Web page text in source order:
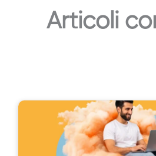
Articoli